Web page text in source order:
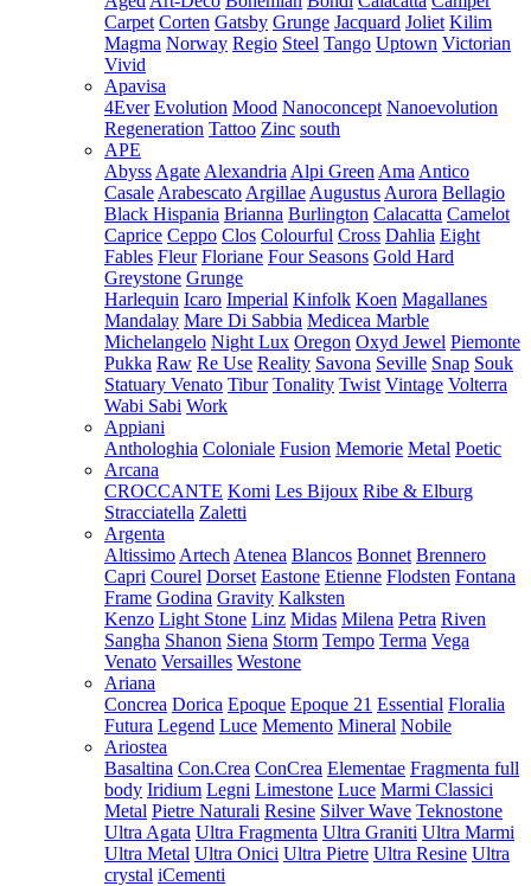
Carpet Corten Gatsby Grunge Jacquard Joliet Kilim
Magma Norway Regio Steel Tango Uptown Victorian
Vivid
Apavisa
4Ever Evolution Mood Nanoconcept Nanoevolution
Regeneration Tattoo Zinc south
APE
Abyss Agate Alexandria Alpi Green Ama Antico
Casale Arabescato Argillae Augustus Aurora Bellagio
Black Hispania Brianna Burlington Calacatta Camelot
Caprice Ceppo Clos Colourful Cross Dahlia Eight
Fables Fleur Floriane Four Seasons Gold Hard
Greystone Grunge
Harlequin Icaro Imperial Kinfolk Koen Magallanes
Mandalay Mare Di Sabbia Medicea Marble
Michelangelo Night Lux Oregon Oxyd Jewel Piemonte
Pukka Raw Re Use Reality Savona Seville Snap Souk
Statuary Venato Tibur Tonality Twist Vintage Volterra
Wabi Sabi Work
Appiani
Anthologhia Coloniale Fusion Memorie Metal Poetic
Arcana
CROCCANTE Komi Les Bijoux Ribe & Elburg
Stracciatella Zaletti
Argenta
Altissimo Artech Atenea Blancos Bonnet Brennero
Capri Courel Dorset Eastone Etienne Flodsten Fontana
Frame Godina Gravity Kalksten
Kenzo Light Stone Linz Midas Milena Petra Riven
Sangha Shanon Siena Storm Tempo Terma Vega
Venato Versailles Westone
Ariana
Concrea Dorica Epoque Epoque 21 Essential Floralia
Futura Legend Luce Memento Mineral Nobile
Ariostea
Basaltina Con.Crea ConCrea Elementae Fragmenta full
body Iridium Legni Limestone Luce Marmi Classici
Metal Pietre Naturali Resine Silver Wave Teknostone
Ultra Agata Ultra Fragmenta Ultra Graniti Ultra Marmi
Ultra Metal Ultra Onici Ultra Pietre Ultra Resine Ultra
crystal iCementi